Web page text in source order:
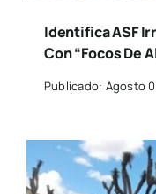
Identifica ASF
Con “focos De
Publicado: Agosto